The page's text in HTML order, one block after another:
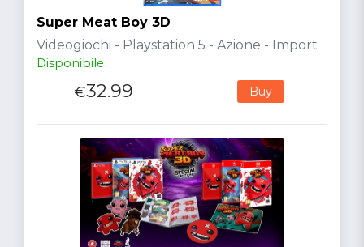
Super Meat Boy 3D
Videogiochi - Playstation 5 - Azione - Import
Disponibile
€32.99 Buy